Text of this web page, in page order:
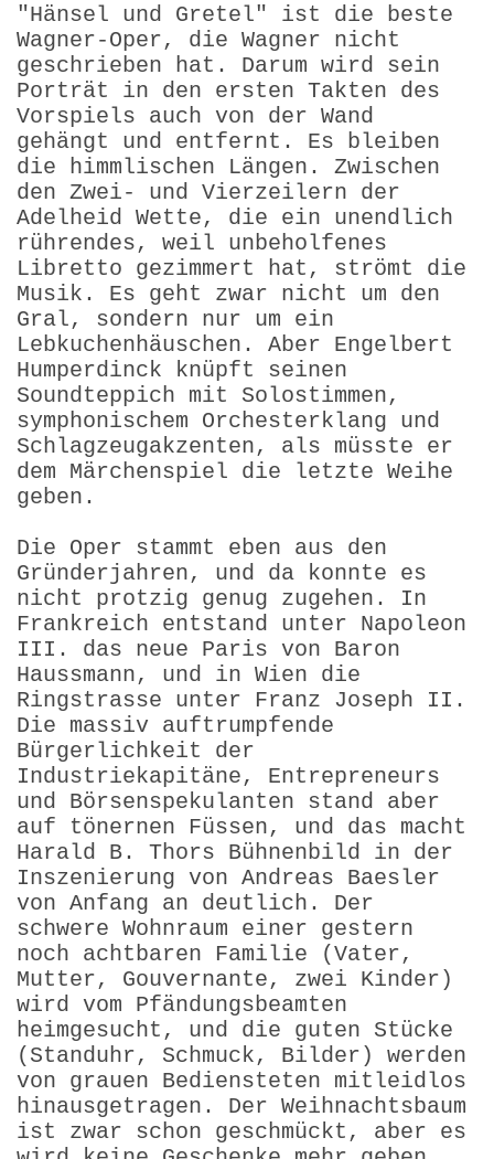
"Hänsel und Gretel" ist die beste
Wagner-Oper, die Wagner nicht
geschrieben hat. Darum wird sein
Porträt in den ersten Takten des
Vorspiels auch von der Wand
gehängt und entfernt. Es bleiben
die himmlischen Längen. Zwischen
den Zwei- und Vierzeilern der
Adelheid Wette, die ein unendlich
rührendes, weil unbeholfenes
Libretto gezimmert hat, strömt die
Musik. Es geht zwar nicht um den
Gral, sondern nur um ein
Lebkuchenhäuschen. Aber Engelbert
Humperdinck knüpft seinen
Soundteppich mit Solostimmen,
symphonischem Orchesterklang und
Schlagzeugakzenten, als müsste er
dem Märchenspiel die letzte Weihe
geben.
Die Oper stammt eben aus den
Gründerjahren, und da konnte es
nicht protzig genug zugehen. In
Frankreich entstand unter Napoleon
III. das neue Paris von Baron
Haussmann, und in Wien die
Ringstrasse unter Franz Joseph II.
Die massiv auftrumpfende
Bürgerlichkeit der
Industriekapitäne, Entrepreneurs
und Börsenspekulanten stand aber
auf tönernen Füssen, und das macht
Harald B. Thors Bühnenbild in der
Inszenierung von Andreas Baesler
von Anfang an deutlich. Der
schwere Wohnraum einer gestern
noch achtbaren Familie (Vater,
Mutter, Gouvernante, zwei Kinder)
wird vom Pfändungsbeamten
heimgesucht, und die guten Stücke
(Standuhr, Schmuck, Bilder) werden
von grauen Bediensteten mitleidlos
hinausgetragen. Der Weihnachtsbaum
ist zwar schon geschmückt, aber es